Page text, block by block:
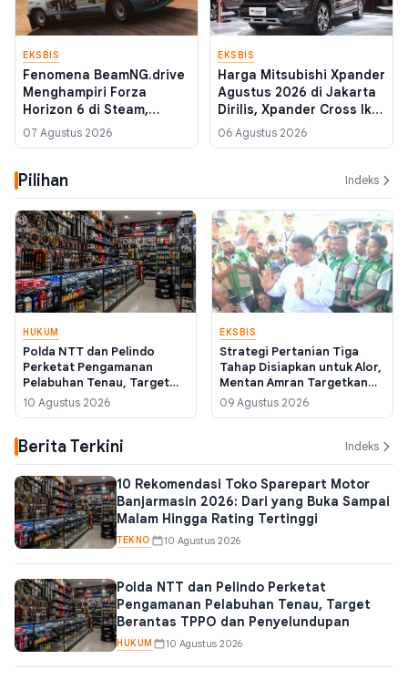
EKSBIS
Fenomena BeamNG.drive
Menghampiri Forza
Horizon 6 di Steam,
Simulasi Fisika Murah
yang Kian Digandrungi
07 Agustus 2026
EKSBIS
Harga Mitsubishi Xpander
Agustus 2026 di Jakarta
Dirilis, Xpander Cross Ikut
Naik
06 Agustus 2026
Pilihan Indeks
HUKUM
Polda NTT dan Pelindo
Perketat Pengamanan
Pelabuhan Tenau, Target
Berantas TPPO dan
Penyelundupan
10 Agustus 2026
EKSBIS
Strategi Pertanian Tiga
Tahap Disiapkan untuk Alor,
Mentan Amran Targetkan
Tekan Angka Kemiskinan
dari Sektor Pangan
09 Agustus 2026
Berita Terkini Indeks
10 Rekomendasi Toko Sparepart Motor
Banjarmasin 2026: Dari yang Buka Sampai
Malam Hingga Rating Tertinggi
TEKNO 10 Agustus 2026
Polda NTT dan Pelindo Perketat
Pengamanan Pelabuhan Tenau, Target
Berantas TPPO dan Penyelundupan
HUKUM 10 Agustus 2026